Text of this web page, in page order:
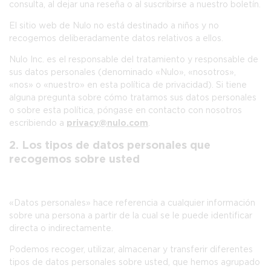
consulta, al dejar una reseña o al suscribirse a nuestro boletín.
El sitio web de Nulo no está destinado a niños y no
recogemos deliberadamente datos relativos a ellos.
Nulo Inc. es el responsable del tratamiento y responsable de
sus datos personales (denominado « Nulo», «nosotros»,
«nos» o «nuestro» en esta política de privacidad). Si tiene
alguna pregunta sobre cómo tratamos sus datos personales
o sobre esta política, póngase en contacto con nosotros
escribiendo a privacy@nulo.com.
2. Los tipos de datos personales que
recogemos sobre usted
«Datos personales» hace referencia a cualquier información
sobre una persona a partir de la cual se le puede identificar
directa o indirectamente.
Podemos recoger, utilizar, almacenar y transferir diferentes
tipos de datos personales sobre usted, que hemos agrupado